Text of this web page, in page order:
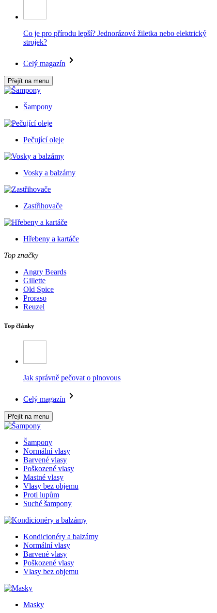
Co je pro přírodu lepší? Jednorázová žiletka nebo elektrický
strojek?
Celý magazín
Přejít na menu
Šampony
Pečující oleje
Vosky a balzámy
Zastřihovače
Hřebeny a kartáče
Top značky
Angry Beards
Gillette
Old Spice
Proraso
Reuzel
Top články
Jak správně pečovat o plnovous
Celý magazín
Přejít na menu
Šampony
Normální vlasy
Barvené vlasy
Poškozené vlasy
Mastné vlasy
Vlasy bez objemu
Proti lupům
Suché šampony
Kondicionéry a balzámy
Normální vlasy
Barvené vlasy
Poškozené vlasy
Vlasy bez objemu
Masky